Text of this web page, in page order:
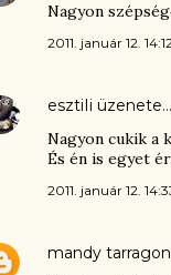
Nagyon
2011. január 12.
esztiIi üzenete…
Nagyon cukik a
És én is egyet
2011. január 12.
mandy tarragon